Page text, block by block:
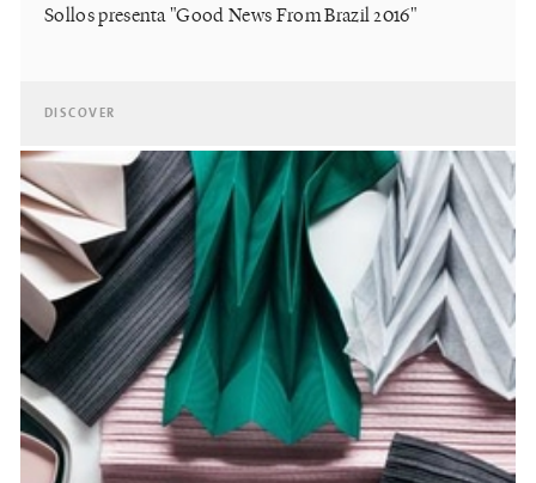
Sollos presenta "Good News From Brazil 2016"
DISCOVER